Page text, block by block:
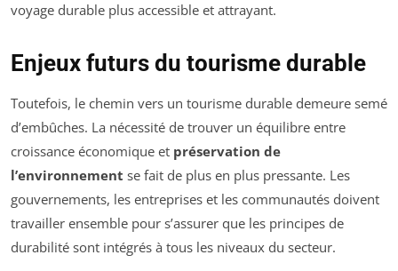
voyage durable plus accessible et attrayant.
Enjeux futurs du tourisme durable
Toutefois, le chemin vers un tourisme durable demeure semé
d’embûches. La nécessité de trouver un équilibre entre
croissance économique et préservation de
l’environnement se fait de plus en plus pressante. Les
gouvernements, les entreprises et les communautés doivent
travailler ensemble pour s’assurer que les principes de
durabilité sont intégrés à tous les niveaux du secteur.